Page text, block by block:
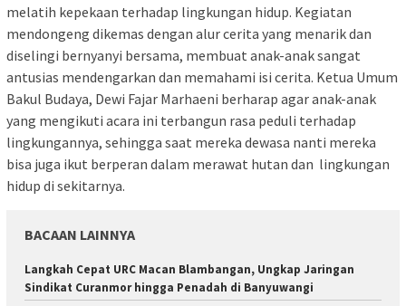
melatih kepekaan terhadap lingkungan hidup. Kegiatan
mendongeng dikemas dengan alur cerita yang menarik dan
diselingi bernyanyi bersama, membuat anak-anak sangat
antusias mendengarkan dan memahami isi cerita. Ketua Umum
Bakul Budaya, Dewi Fajar Marhaeni berharap agar anak-anak
yang mengikuti acara ini terbangun rasa peduli terhadap
lingkungannya, sehingga saat mereka dewasa nanti mereka
bisa juga ikut berperan dalam merawat hutan dan lingkungan
hidup di sekitarnya.
BACAAN LAINNYA
Langkah Cepat URC Macan Blambangan, Ungkap Jaringan
Sindikat Curanmor hingga Penadah di Banyuwangi